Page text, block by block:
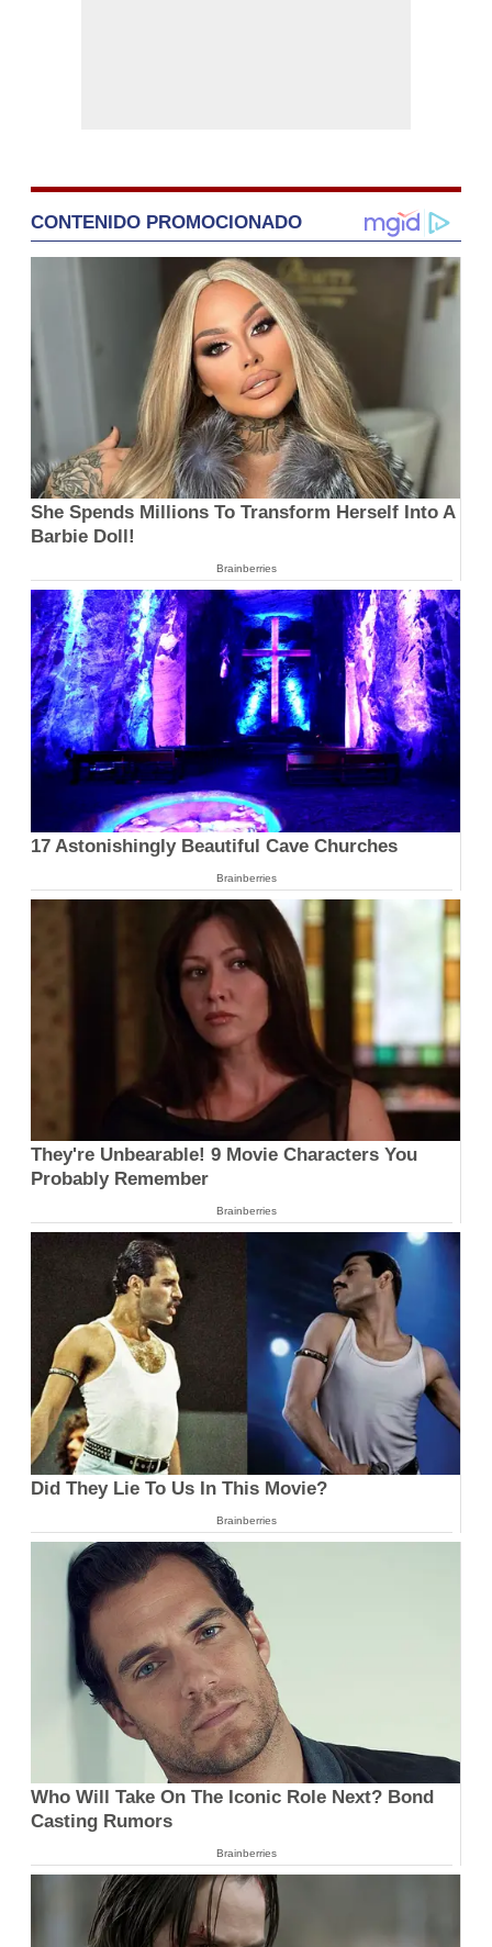
CONTENIDO PROMOCIONADO
She Spends Millions To Transform Herself Into A
Barbie Doll!
Brainberries
17 Astonishingly Beautiful Cave Churches
Brainberries
They're Unbearable! 9 Movie Characters You
Probably Remember
Brainberries
Did They Lie To Us In This Movie?
Brainberries
Who Will Take On The Iconic Role Next? Bond
Casting Rumors
Brainberries